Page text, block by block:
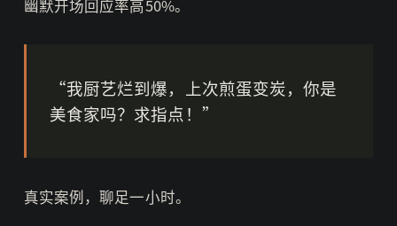
幽默开场回应率高50%。
“我厨艺烂到爆，上次煎蛋变炭，你是
美食家吗？求指点！”
真实案例，聊足一小时。